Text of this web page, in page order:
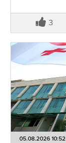
3
05.08.2026 10:52